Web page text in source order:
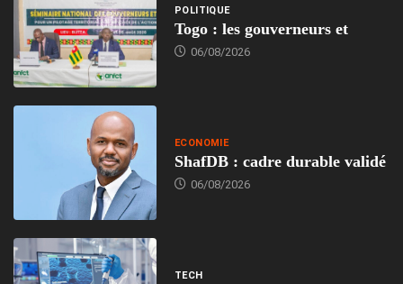
POLITIQUE
Togo : les gouverneurs et
06/08/2026
ECONOMIE
ShafDB : cadre durable validé
06/08/2026
TECH